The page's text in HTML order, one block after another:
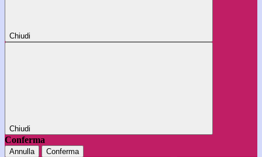
Chiudi
Chiudi
Conferma
Annulla Conferma